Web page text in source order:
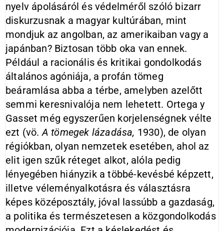
nyelv ápolásáról és védelméről szóló bizarr
diskurzusnak a magyar kultúrában, mint
mondjuk az angolban, az amerikaiban vagy a
japánban? Biztosan több oka van ennek.
Például a racionális és kritikai gondolkodás
általános agóniája, a profán tömeg
beáramlása abba a térbe, amelyben azelőtt
semmi keresnivalója nem lehetett. Ortega y
Gasset még egyszerűen korjelenségnek vélte
ezt (vö.A tömegek lázadása, 1930), de olyan
régiókban, olyan nemzetek esetében, ahol az
elit igen szűk réteget alkot, alóla pedig
lényegében hiányzik a többé-kevésbé képzett,
illetve véleményalkotásra és választásra
képes középosztály, jóval lassúbb a gazdaság,
a politika és természetesen a közgondolkodás